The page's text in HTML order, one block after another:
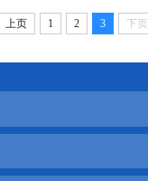
上页 1 2 3 下页